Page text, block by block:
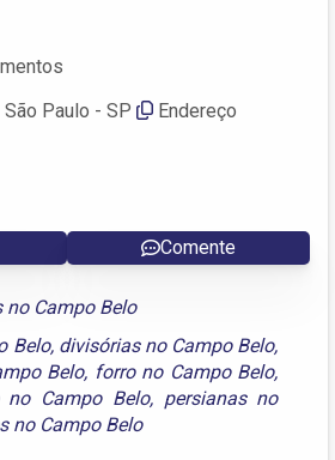
Paulo - SP
Endereço
Comente
no Campo Belo
Belo, divisórias no Campo Belo,
Belo, forro no Campo Belo,
no Campo Belo, persianas no
no Campo Belo